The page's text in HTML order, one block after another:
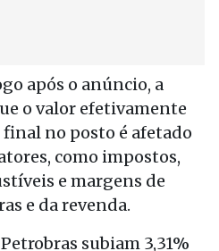
após o anúncio, a
o valor efetivamente
no posto é afetado
como impostos,
e margens de
e da revenda.
subiam 3,31%